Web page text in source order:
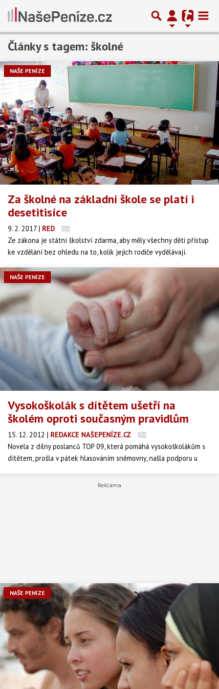
Články s tagem: školné
NAŠE PENÍZE
Za školné na základní škole se platí i
desetitisíce
9. 2. 2017 | RED
Ze zákona je státní školství zdarma, aby měly všechny děti přístup
ke vzdělání bez ohledu na to, kolik jejich rodiče vydělávají.
rodiče za výuku jazyků.
NAŠE PENÍZE
Vysokoškolák s dítětem ušetří na
školém oproti současným pravidlům
15. 12. 2012 | REDAKCE NAŠEPENÍZE.CZ
Novela z dílny poslanců TOP 09, která pomáhá vysokoškolákům s
dítětem, prošla v pátek hlasováním sněmovny, našla podporu u
nebude počítat do celkové maximální doby studia a nebudou tak
NAŠE PENÍZE
Předchozí 1 2 Další